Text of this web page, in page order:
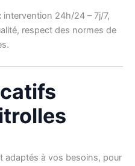
intervention 24h/24 – 7j/7,
respect des normes de
adaptés à vos besoins, pour